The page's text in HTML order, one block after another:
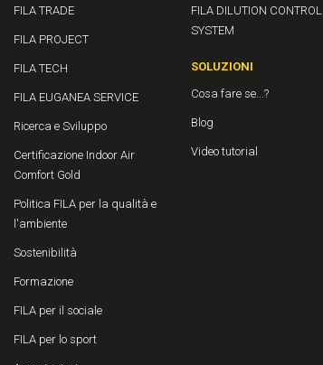
FILA TRADE
FILA PROJECT
FILA TECH
FILA EUGANEA SERVICE
Ricerca e Sviluppo
Certificazione Indoor Air
Comfort Gold
Politica FILA per la qualità e
l'ambiente
Sostenibilità
Formazione
FILA per il sociale
FILA per lo sport
FILA DILUTION CONTROL
SYSTEM
SOLUZIONI
Cosa fare se...?
Blog
Video tutorial